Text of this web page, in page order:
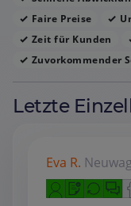
Faire Preise
Zeit für Kunden
Zuvorkommender
Letzte
Eva R.